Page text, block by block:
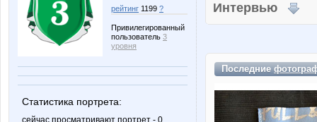
рейтинг 1199 ?
Привилегированный
пользователь 3
уровня
Статистика портрета:
Интервью
Последние